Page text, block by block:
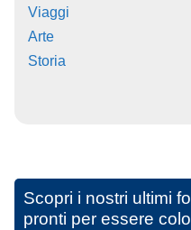
Viaggi
Arte
Storia
Scopri i nostri ultimi
pronti per essere